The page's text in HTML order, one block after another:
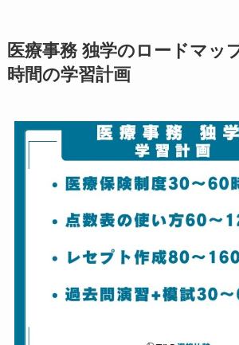
医療事務 独学のロードマッ
時間の学習計画